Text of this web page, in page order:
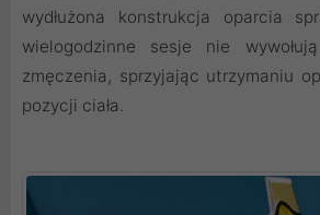
wydłużona konstrukcja oparcia
wielogodzinne sesje nie
zmęczenia, sprzyjając utrzymaniu
pozycji ciała.